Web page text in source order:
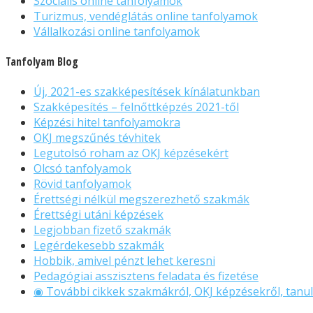
Turizmus, vendéglátás online tanfolyamok
Vállalkozási online tanfolyamok
Tanfolyam Blog
Új, 2021-es szakképesítések kínálatunkban
Szakképesítés – felnőttképzés 2021-től
Képzési hitel tanfolyamokra
OKJ megszűnés tévhitek
Legutolsó roham az OKJ képzésekért
Olcsó tanfolyamok
Rövid tanfolyamok
Érettségi nélkül megszerezhető szakmák
Érettségi utáni képzések
Legjobban fizető szakmák
Legérdekesebb szakmák
Hobbik, amivel pénzt lehet keresni
Pedagógiai asszisztens feladata és fizetése
◉ További cikkek szakmákról, OKJ képzésekről,